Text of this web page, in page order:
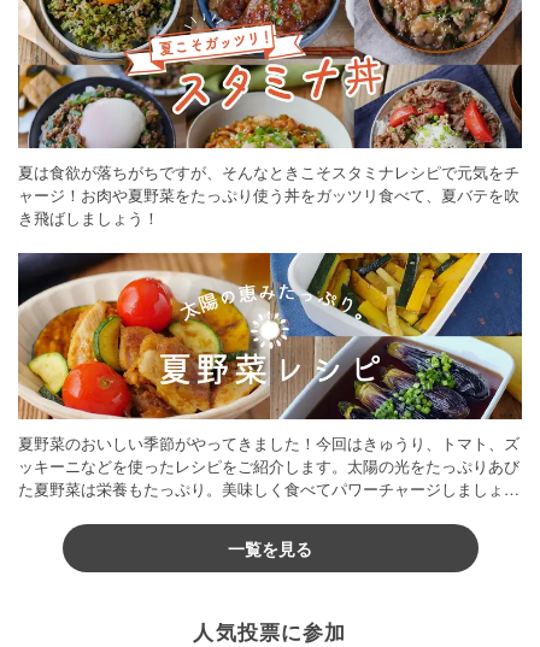
夏は食欲が落ちがちですが、そんなときこそスタミナレシピで元気をチ
ャージ！お肉や夏野菜をたっぷり使う丼をガッツリ食べて、夏バテを吹
き飛ばしましょう！
夏野菜のおいしい季節がやってきました！今回はきゅうり、トマト、ズ
ッキーニなどを使ったレシピをご紹介します。太陽の光をたっぷりあび
た夏野菜は栄養もたっぷり。美味しく食べてパワーチャージしましょう
一覧を見る
人気投票に参加